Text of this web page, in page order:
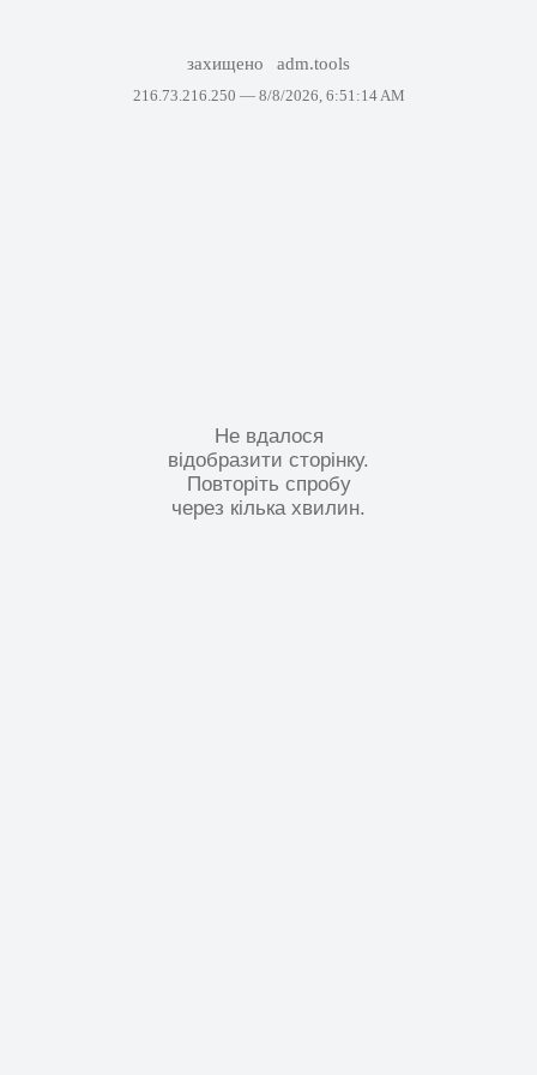
захищено adm.tools
216.73.216.250 — 8/8/2026, 6:51:14 AM
Не вдалося
відобразити сторінку.
Повторіть спробу
через кілька хвилин.